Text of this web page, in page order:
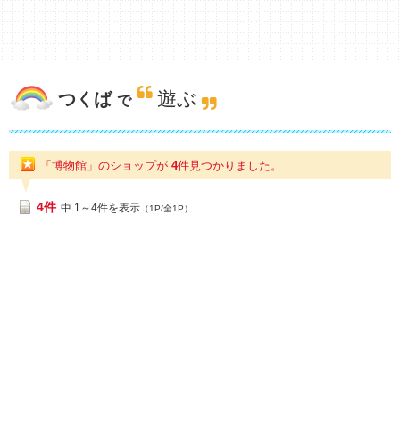
つくば で 遊ぶ
「博物館」のショップが 4件見つかりました。
4件 中 1～4件を表示 （1P/全1P）